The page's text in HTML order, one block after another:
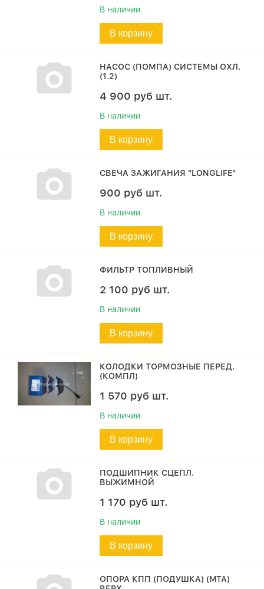
В наличии
В корзину
НАСОС (ПОМПА) СИСТЕМЫ ОХЛ.
(1.2)
4 900 руб шт.
В наличии
В корзину
СВЕЧА ЗАЖИГАНИЯ "LONGLIFE"
900 руб шт.
В наличии
В корзину
ФИЛЬТР ТОПЛИВНЫЙ
2 100 руб шт.
В наличии
В корзину
КОЛОДКИ ТОРМОЗНЫЕ ПЕРЕД.
(КОМПЛ)
1 570 руб шт.
В наличии
В корзину
ПОДШИПНИК СЦЕПЛ.
ВЫЖИМНОЙ
1 170 руб шт.
В наличии
В корзину
ОПОРА КПП (ПОДУШКА) (MTA)